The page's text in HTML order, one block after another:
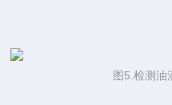
图5.检测油